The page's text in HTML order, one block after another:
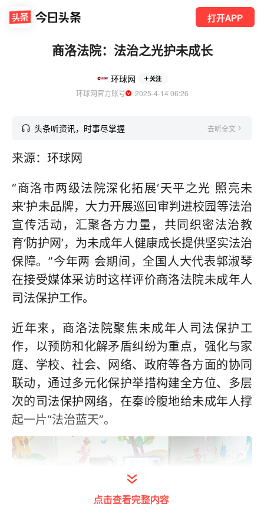
打开APP
商洛法院：法治之光护未成长
环球网 关注
环球网官方账号
  2025-4-14 06:26
头条听资讯，时事尽掌握 去听全文
来源：环球网
“商洛市两级法院深化拓展‘天平之光 照亮未
来’护未品牌，大力开展巡回审判进校园等法治
宣传活动，汇聚各方力量，共同织密法治教
育‘防护网’，为未成年人健康成长提供坚实法治
保障。”今年两 会期间，全国人大代表郭淑琴
在接受媒体采访时这样评价商洛法院未成年人
司法保护工作。
近年来，商洛法院聚焦未成年人司法保护工
作，以预防和化解矛盾纠纷为重点，强化与家
庭、学校、社会、网络、政府等各方面的协同
联动，通过多元化保护举措构建全方位、多层
次的司法保护网络，在秦岭腹地给未成年人撑
起一片“法治蓝天”。
点击查看完整内容